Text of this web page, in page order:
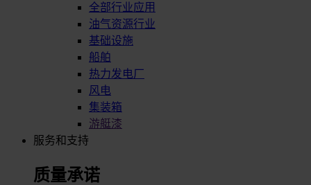
全部行业应用
油气资源行业
基础设施
船舶
热力发电厂
风电
集装箱
游艇漆
服务和支持
质量承诺